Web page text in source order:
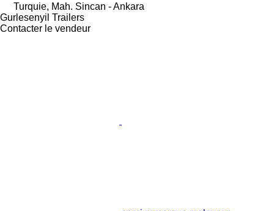
Turquie, Mah. Sincan - Ankara
Gurlesenyil Trailers
Contacter le vendeur